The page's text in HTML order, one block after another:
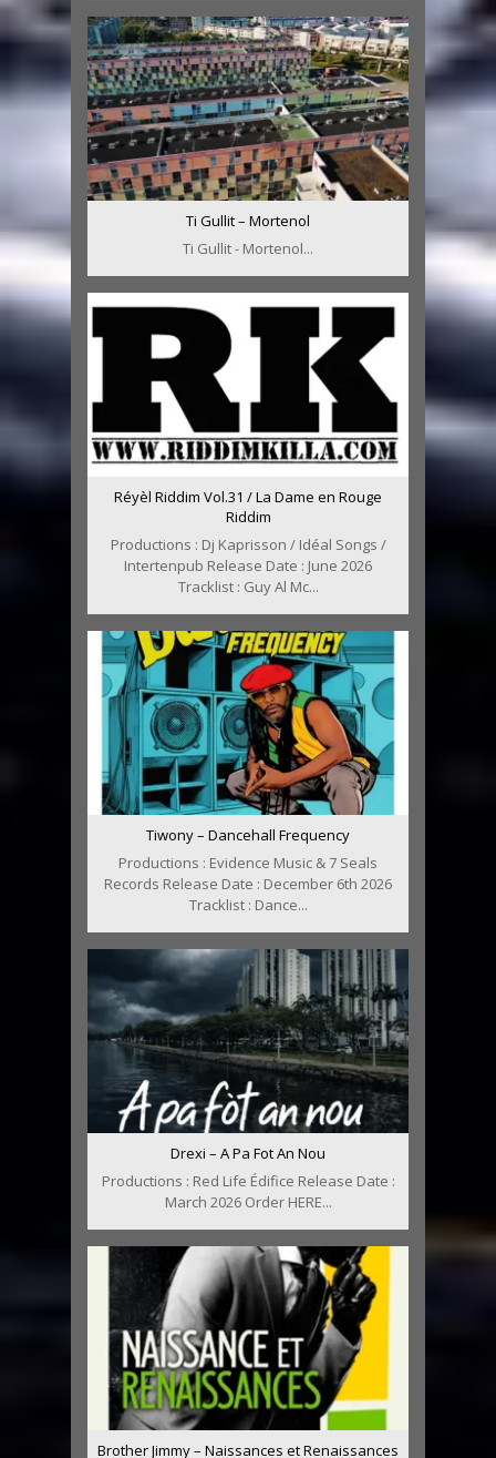
Ti Gullit – Mortenol
Ti Gullit - Mortenol...
Réyèl Riddim Vol.31 / La Dame en Rouge
Riddim
Productions : Dj Kaprisson / Idéal Songs /
Intertenpub Release Date : June 2026
Tracklist : Guy Al Mc...
Tiwony – Dancehall Frequency
Productions : Evidence Music & 7 Seals
Records Release Date : December 6th 2026
Tracklist : Dance...
Drexi – A Pa Fot An Nou
Productions : Red Life Édifice Release Date :
March 2026 Order HERE...
Brother Jimmy – Naissances et Renaissances